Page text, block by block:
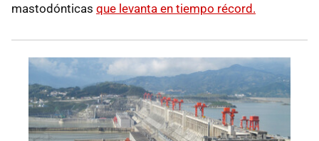
mastodónticas que levanta en tiempo récord.